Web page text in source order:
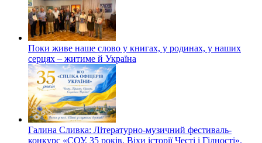
Поки живе наше слово у книгах, у родинах, у наших
серцях – житиме й Україна
Галина Сливка: Літературно-музичний фестиваль-
конкурс «СОУ. 35 років. Віхи історії Честі і Гідності».